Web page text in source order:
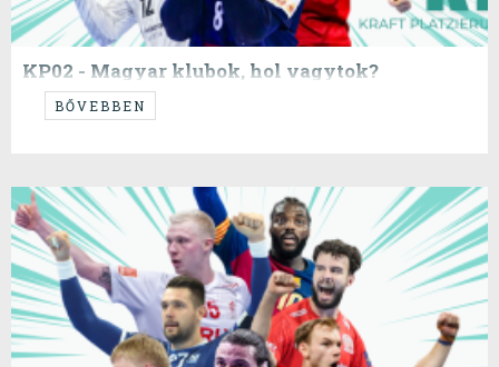
KP02 - Magyar klubok, hol vagytok?
---székely deszkások, szevasztok!
BŐVEBBEN